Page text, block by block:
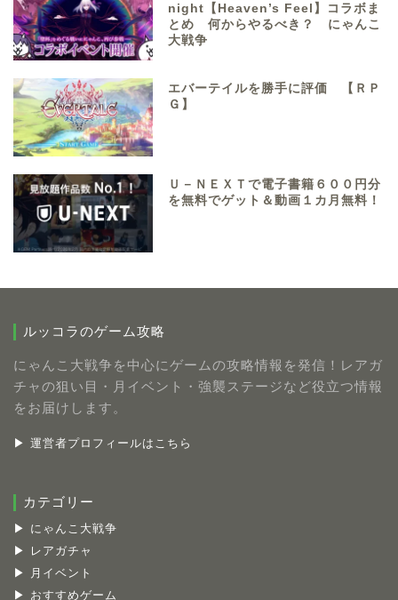
night【Heaven’s Feel】コラボま
とめ 何からやるべき？ にゃんこ
大戦争
エバーテイルを勝手に評価 【ＲＰ
Ｇ】
Ｕ－ＮＥＸＴで電子書籍６００円分
を無料でゲット＆動画１カ月無料！
ルッコラのゲーム攻略
にゃんこ大戦争を中心にゲームの攻略情報を発信！レアガ
チャの狙い目・月イベント・強襲ステージなど役立つ情報
をお届けします。
▶ 運営者プロフィールはこちら
カテゴリー
▶ にゃんこ大戦争
▶ レアガチャ
▶ 月イベント
▶ おすすめゲーム